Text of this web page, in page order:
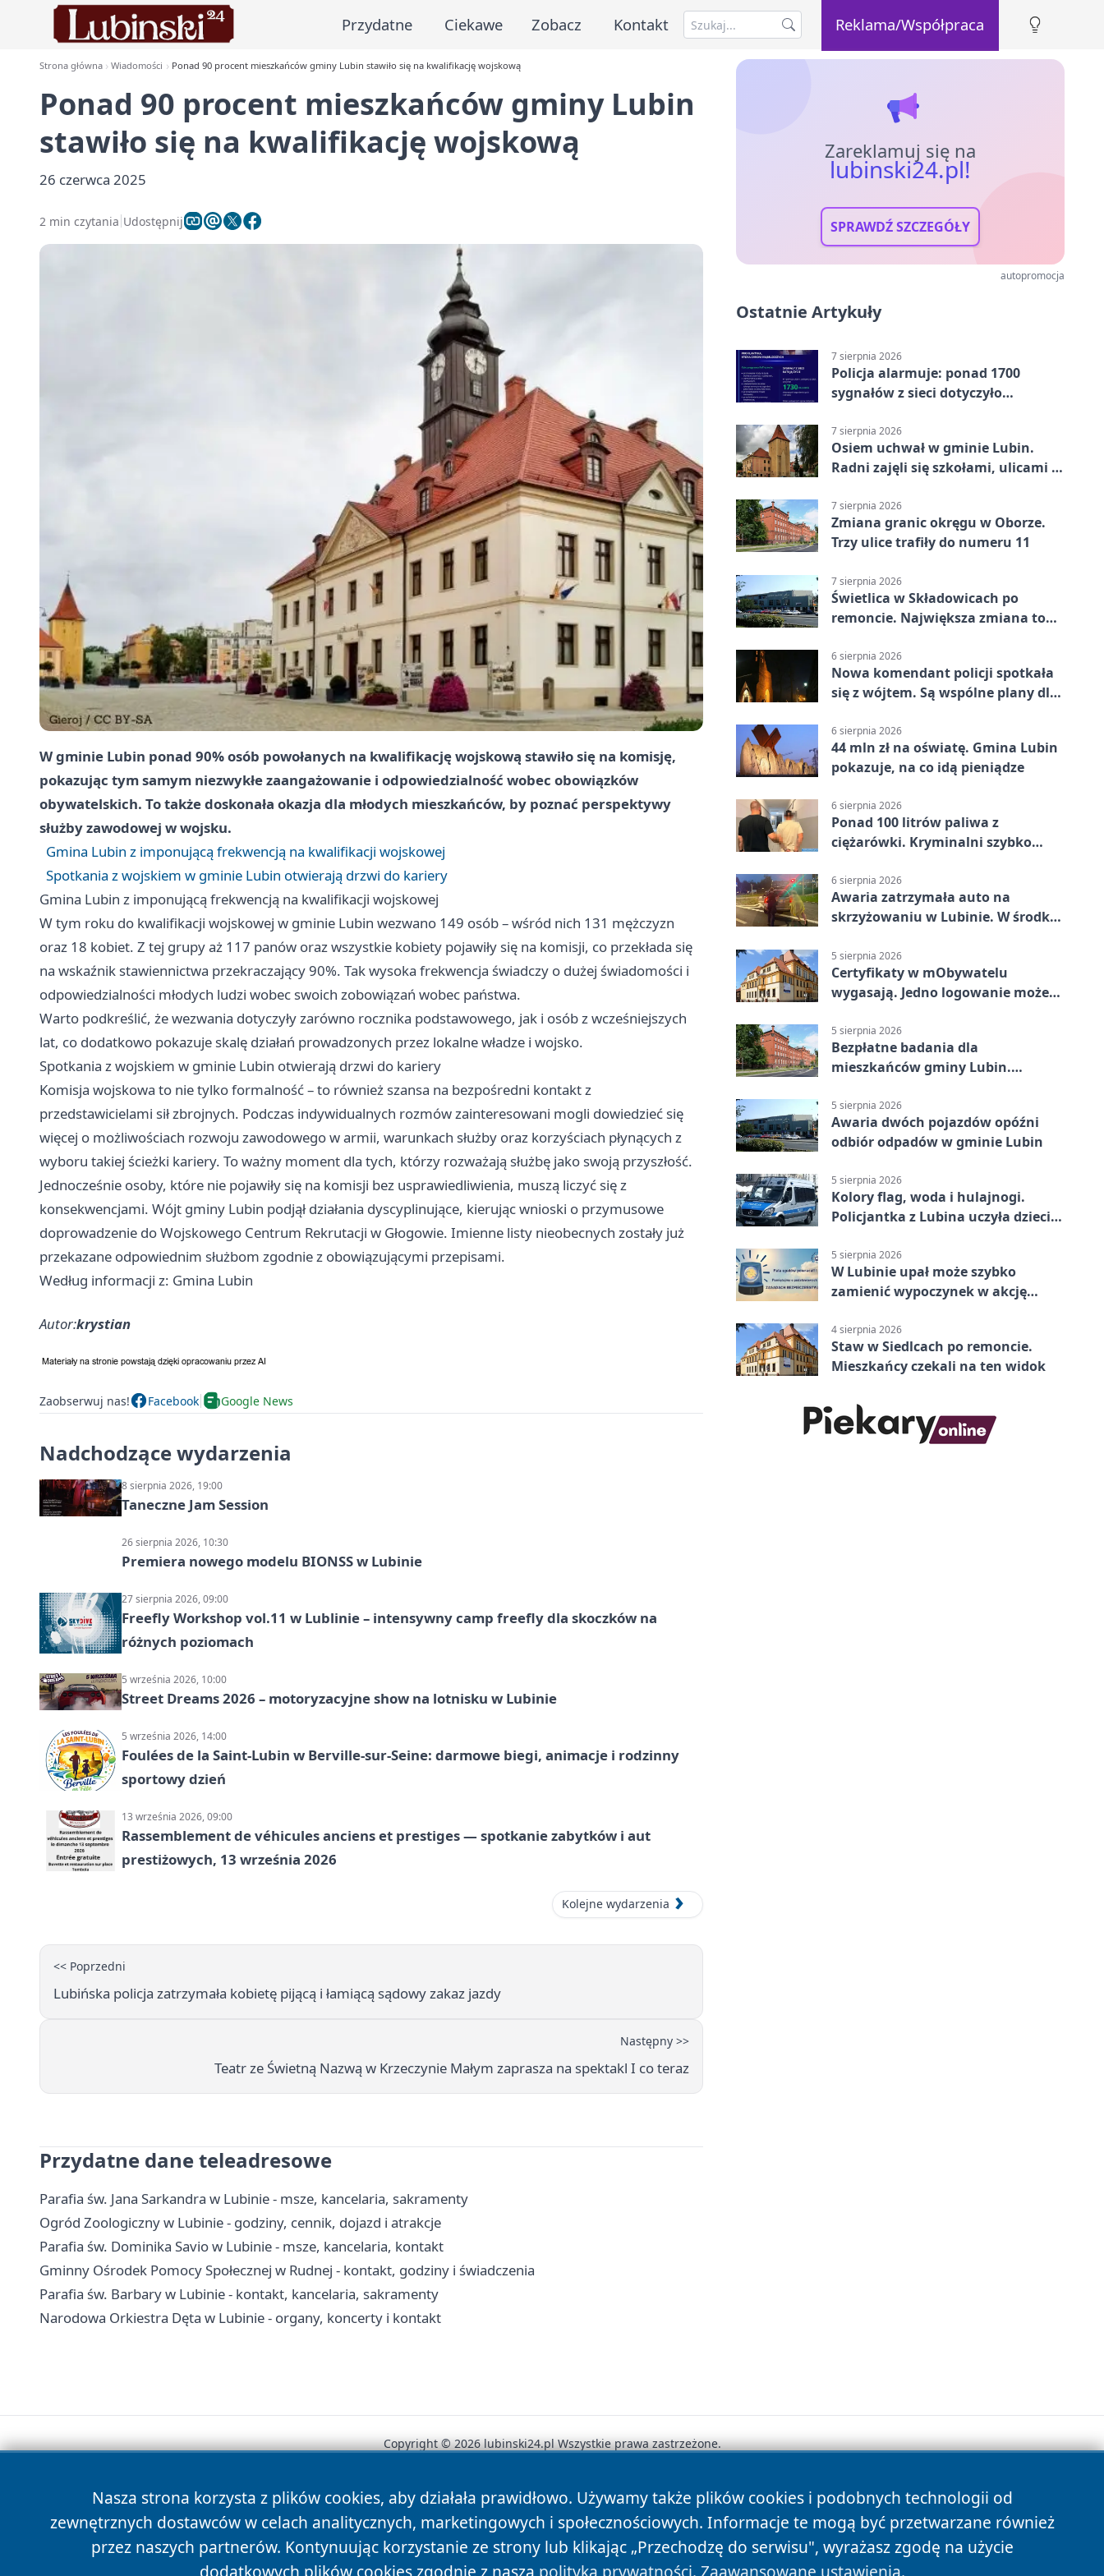
Przydatne Ciekawe Zobacz Kontakt Reklama/Współpraca
Strona główna Wiadomości Ponad 90 procent mieszkańców gminy Lubin stawiło się na kwalifikację wojskową
Ponad 90 procent mieszkańców gminy Lubin
stawiło się na kwalifikację wojskową
26 czerwca 2025
2 min czytania Udostępnij
W gminie Lubin ponad 90% osób powołanych na kwalifikację wojskową stawiło się na komisję,
pokazując tym samym niezwykłe zaangażowanie i odpowiedzialność wobec obowiązków
obywatelskich. To także doskonała okazja dla młodych mieszkańców, by poznać perspektywy
służby zawodowej w wojsku.
Gmina Lubin z imponującą frekwencją na kwalifikacji wojskowej
Spotkania z wojskiem w gminie Lubin otwierają drzwi do kariery
Gmina Lubin z imponującą frekwencją na kwalifikacji wojskowej
W tym roku do kwalifikacji wojskowej w gminie Lubin wezwano 149 osób – wśród nich 131 mężczyzn
oraz 18 kobiet. Z tej grupy aż 117 panów oraz wszystkie kobiety pojawiły się na komisji, co przekłada się
na wskaźnik stawiennictwa przekraczający 90%. Tak wysoka frekwencja świadczy o dużej świadomości i
odpowiedzialności młodych ludzi wobec swoich zobowiązań wobec państwa.
Warto podkreślić, że wezwania dotyczyły zarówno rocznika podstawowego, jak i osób z wcześniejszych
lat, co dodatkowo pokazuje skalę działań prowadzonych przez lokalne władze i wojsko.
Spotkania z wojskiem w gminie Lubin otwierają drzwi do kariery
Komisja wojskowa to nie tylko formalność – to również szansa na bezpośredni kontakt z
przedstawicielami sił zbrojnych. Podczas indywidualnych rozmów zainteresowani mogli dowiedzieć się
więcej o możliwościach rozwoju zawodowego w armii, warunkach służby oraz korzyściach płynących z
wyboru takiej ścieżki kariery. To ważny moment dla tych, którzy rozważają służbę jako swoją przyszłość.
Jednocześnie osoby, które nie pojawiły się na komisji bez usprawiedliwienia, muszą liczyć się z
konsekwencjami. Wójt gminy Lubin podjął działania dyscyplinujące, kierując wnioski o przymusowe
doprowadzenie do Wojskowego Centrum Rekrutacji w Głogowie. Imienne listy nieobecnych zostały już
przekazane odpowiednim służbom zgodnie z obowiązującymi przepisami.
Według informacji z: Gmina Lubin
Autor:krystian
Zaobserwuj nas! Facebook Google News
Nadchodzące wydarzenia
8 sierpnia 2026, 19:00
Taneczne Jam Session
26 sierpnia 2026, 10:30
Premiera nowego modelu BIONSS w Lubinie
27 sierpnia 2026, 09:00
Freefly Workshop vol.11 w Lublinie – intensywny camp freefly dla skoczków na
różnych poziomach
5 września 2026, 10:00
Street Dreams 2026 – motoryzacyjne show na lotnisku w Lubinie
5 września 2026, 14:00
Foulées de la Saint-Lubin w Berville-sur-Seine: darmowe biegi, animacje i rodzinny
sportowy dzień
13 września 2026, 09:00
Rassemblement de véhicules anciens et prestiges — spotkanie zabytków i aut
prestiżowych, 13 września 2026
Kolejne wydarzenia
<< Poprzedni
Lubińska policja zatrzymała kobietę pijącą i łamiącą sądowy zakaz jazdy
Następny >>
Teatr ze Świetną Nazwą w Krzeczynie Małym zaprasza na spektakl I co teraz
Przydatne dane teleadresowe
Parafia św. Jana Sarkandra w Lubinie - msze, kancelaria, sakramenty
Ogród Zoologiczny w Lubinie - godziny, cennik, dojazd i atrakcje
Parafia św. Dominika Savio w Lubinie - msze, kancelaria, kontakt
Gminny Ośrodek Pomocy Społecznej w Rudnej - kontakt, godziny i świadczenia
Parafia św. Barbary w Lubinie - kontakt, kancelaria, sakramenty
Narodowa Orkiestra Dęta w Lubinie - organy, koncerty i kontakt
Zareklamuj się na
lubinski24.pl!
SPRAWDŹ SZCZEGÓŁY
autopromocja
Ostatnie Artykuły
7 sierpnia 2026
Policja alarmuje: ponad 1700
sygnałów z sieci dotyczyło
7 sierpnia 2026
Osiem uchwał w gminie Lubin.
Radni zajęli się szkołami, ulicami i
7 sierpnia 2026
Zmiana granic okręgu w Oborze.
Trzy ulice trafiły do numeru 11
7 sierpnia 2026
Świetlica w Składowicach po
remoncie. Największa zmiana to
6 sierpnia 2026
Nowa komendant policji spotkała
się z wójtem. Są wspólne plany dla
6 sierpnia 2026
44 mln zł na oświatę. Gmina Lubin
pokazuje, na co idą pieniądze
6 sierpnia 2026
Ponad 100 litrów paliwa z
ciężarówki. Kryminalni szybko
6 sierpnia 2026
Awaria zatrzymała auto na
skrzyżowaniu w Lubinie. W środku
5 sierpnia 2026
Certyfikaty w mObywatelu
wygasają. Jedno logowanie może
5 sierpnia 2026
Bezpłatne badania dla
mieszkańców gminy Lubin.
5 sierpnia 2026
Awaria dwóch pojazdów opóźni
odbiór odpadów w gminie Lubin
5 sierpnia 2026
Kolory flag, woda i hulajnogi.
Policjantka z Lubina uczyła dzieci
5 sierpnia 2026
W Lubinie upał może szybko
zamienić wypoczynek w akcję
4 sierpnia 2026
Staw w Siedlcach po remoncie.
Mieszkańcy czekali na ten widok
Nasza strona korzysta z plików cookies, aby działała prawidłowo. Używamy także plików cookies i podobnych technologii od
zewnętrznych dostawców w celach analitycznych, marketingowych i społecznościowych. Informacje te mogą być przetwarzane również
przez naszych partnerów. Kontynuując korzystanie ze strony lub klikając „Przechodzę do serwisu", wyrażasz zgodę na użycie
dodatkowych plików cookies zgodnie z naszą polityką prywatności. Zaawansowane ustawienia.
Copyright © 2026 lubinski24.pl Wszystkie prawa zastrzeżone.
News Autorzy Polityka Prywatności Polityka Cookies